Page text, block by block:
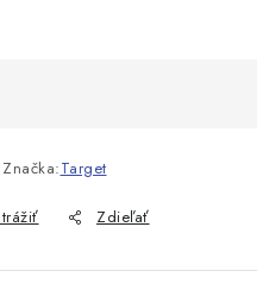
Značka:Target
Zdieľať